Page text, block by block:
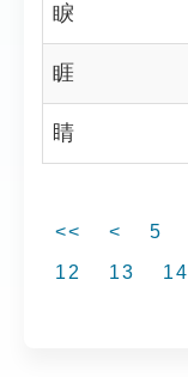
睙
睚
睛
<< < 5
12
13 14